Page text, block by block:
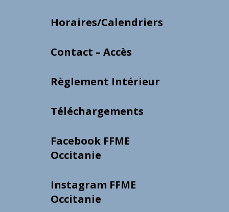
Horaires/Calendriers
Contact – Accès
Règlement Intérieur
Téléchargements
Facebook FFME
Occitanie
Instagram FFME
Occitanie